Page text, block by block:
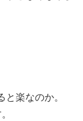
楽なのか。